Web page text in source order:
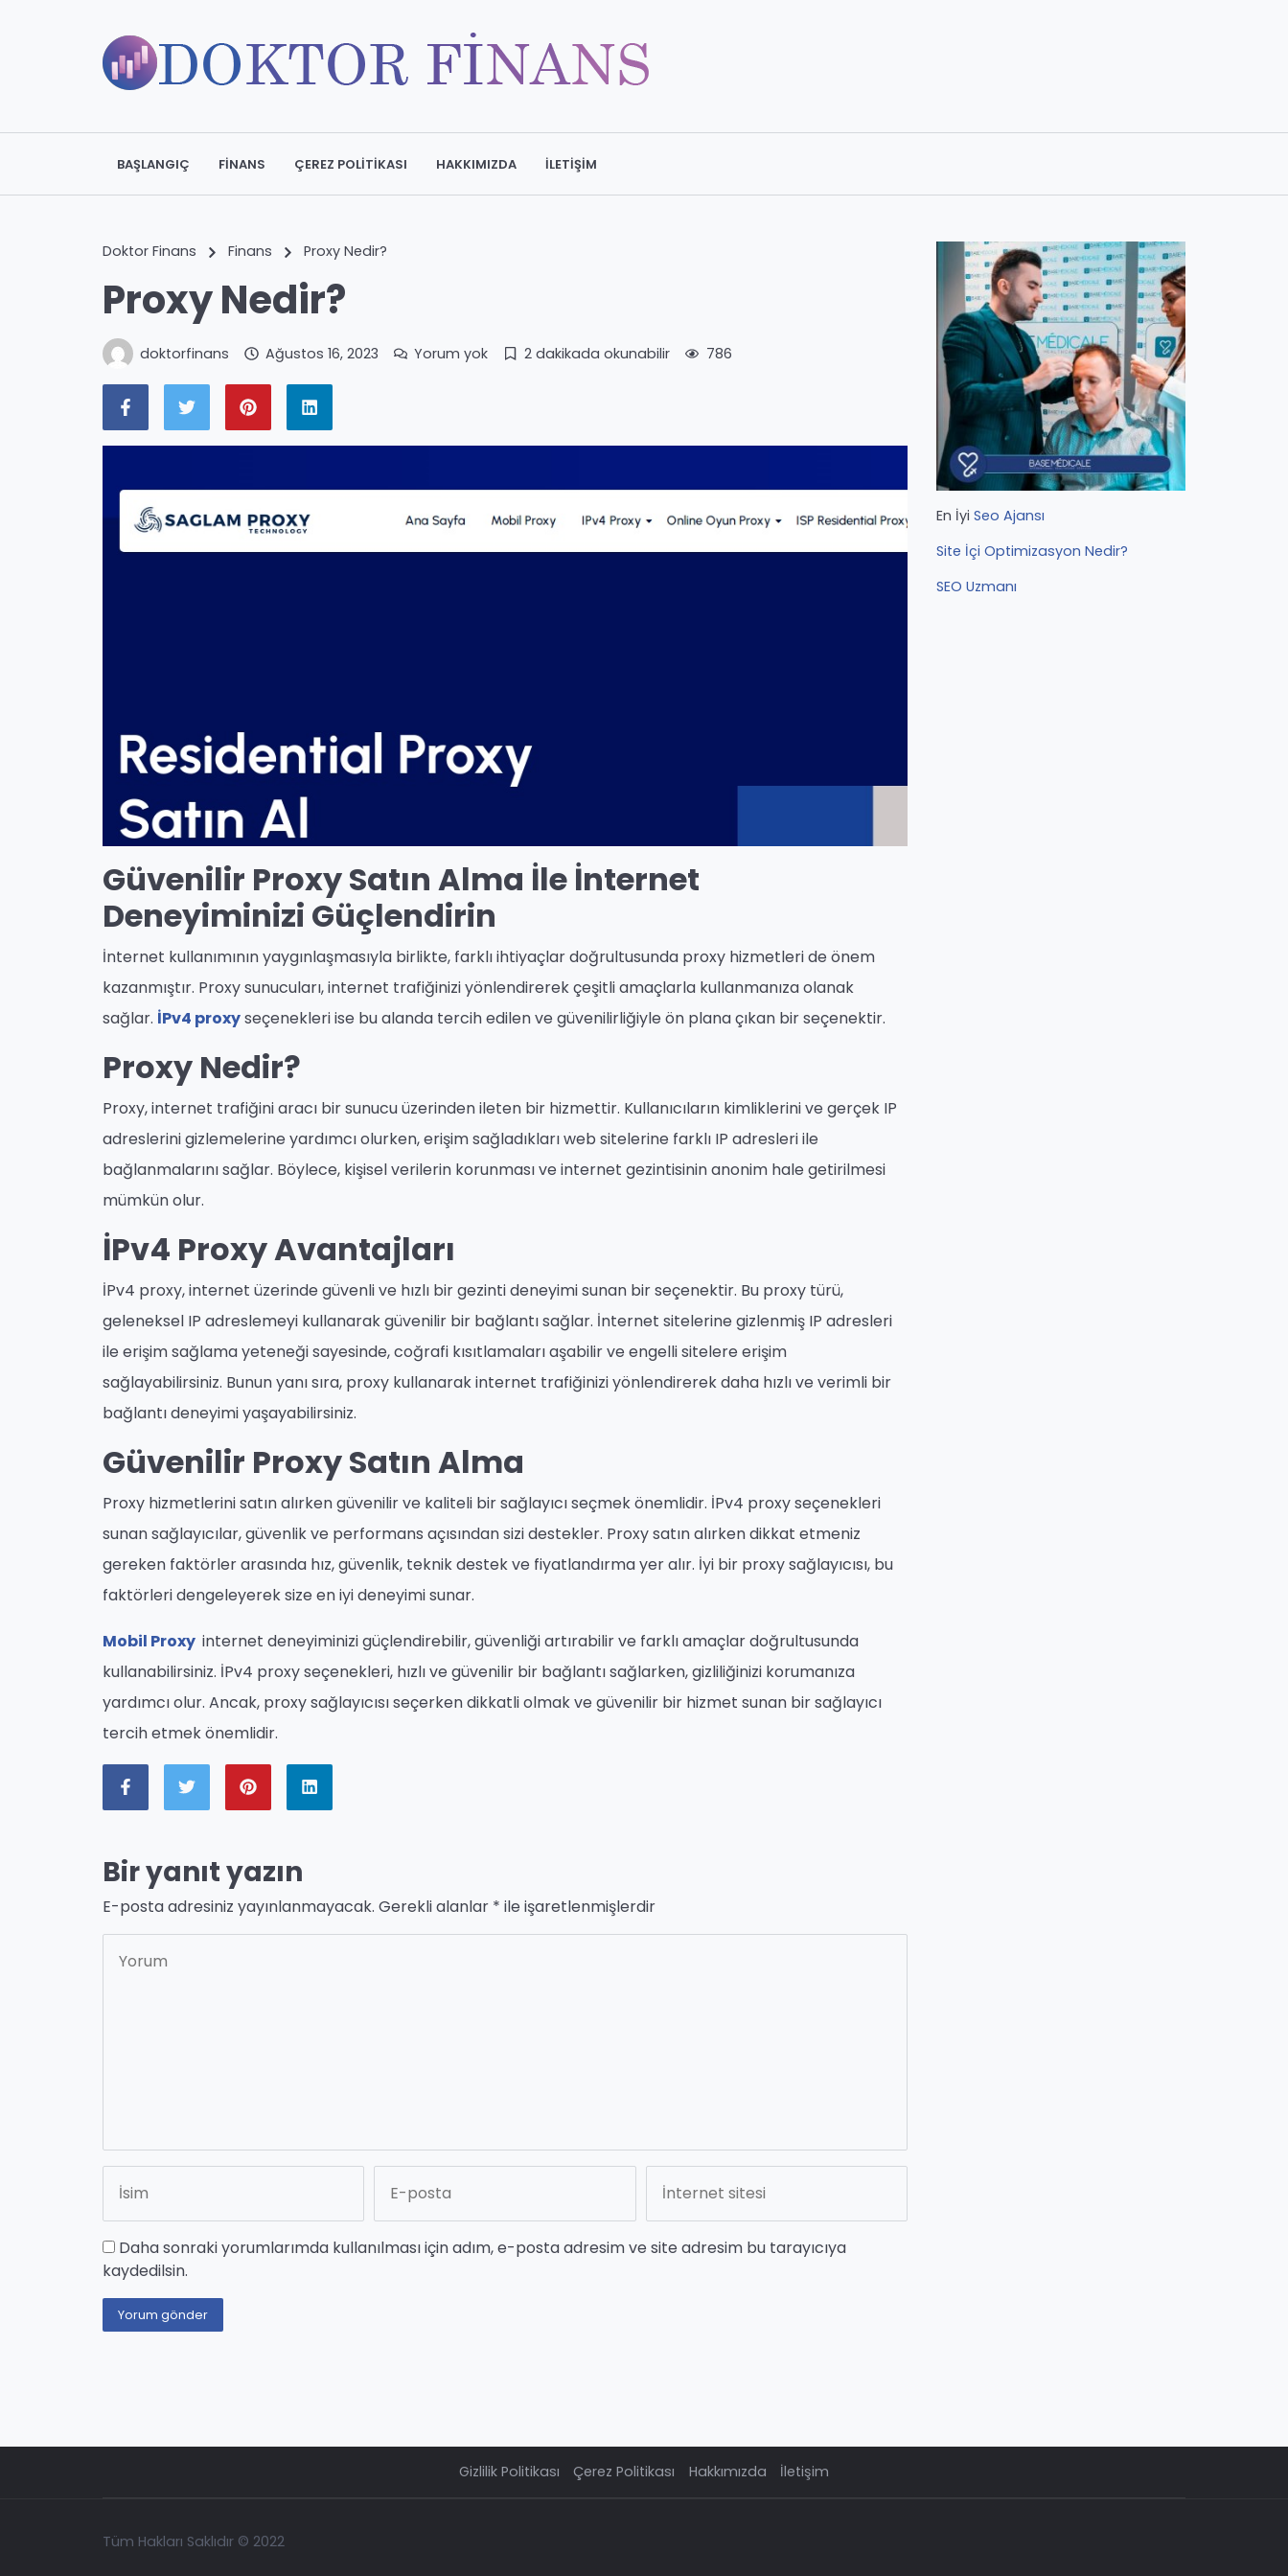
BAŞLANGIÇ FINANS ÇEREZ POLITIKASI HAKKIMIZDA İLETIŞIM
Doktor Finans Finans Proxy Nedir?
Proxy Nedir?
doktorfinans Ağustos 16, 2023 Yorum yok 2 dakikada okunabilir 786
Güvenilir Proxy Satın Alma İle İnternet
Deneyiminizi Güçlendirin
İnternet kullanımının yaygınlaşmasıyla birlikte, farklı ihtiyaçlar doğrultusunda proxy hizmetleri de önem
kazanmıştır. Proxy sunucuları, internet trafiğinizi yönlendirerek çeşitli amaçlarla kullanmanıza olanak
sağlar. İPv4 proxyseçenekleri ise bu alanda tercih edilen ve güvenilirliğiyle ön plana çıkan bir seçenektir.
Proxy Nedir?
Proxy, internet trafiğini aracı bir sunucu üzerinden ileten bir hizmettir. Kullanıcıların kimliklerini ve gerçek IP
adreslerini gizlemelerine yardımcı olurken, erişim sağladıkları web sitelerine farklı IP adresleri ile
bağlanmalarını sağlar. Böylece, kişisel verilerin korunması ve internet gezintisinin anonim hale getirilmesi
mümkün olur.
İPv4 Proxy Avantajları
İPv4 proxy, internet üzerinde güvenli ve hızlı bir gezinti deneyimi sunan bir seçenektir. Bu proxy türü,
geleneksel IP adreslemeyi kullanarak güvenilir bir bağlantı sağlar. İnternet sitelerine gizlenmiş IP adresleri
ile erişim sağlama yeteneği sayesinde, coğrafi kısıtlamaları aşabilir ve engelli sitelere erişim
sağlayabilirsiniz. Bunun yanı sıra, proxy kullanarak internet trafiğinizi yönlendirerek daha hızlı ve verimli bir
bağlantı deneyimi yaşayabilirsiniz.
Güvenilir Proxy Satın Alma
Proxy hizmetlerini satın alırken güvenilir ve kaliteli bir sağlayıcı seçmek önemlidir. İPv4 proxy seçenekleri
sunan sağlayıcılar, güvenlik ve performans açısından sizi destekler. Proxy satın alırken dikkat etmeniz
gereken faktörler arasında hız, güvenlik, teknik destek ve fiyatlandırma yer alır. İyi bir proxy sağlayıcısı, bu
faktörleri dengeleyerek size en iyi deneyimi sunar.
Mobil Proxy internet deneyiminizi güçlendirebilir, güvenliği artırabilir ve farklı amaçlar doğrultusunda
kullanabilirsiniz. İPv4 proxy seçenekleri, hızlı ve güvenilir bir bağlantı sağlarken, gizliliğinizi korumanıza
yardımcı olur. Ancak, proxy sağlayıcısı seçerken dikkatli olmak ve güvenilir bir hizmet sunan bir sağlayıcı
tercih etmek önemlidir.
Bir yanıt yazın
E-posta adresiniz yayınlanmayacak. Gerekli alanlar * ile işaretlenmişlerdir
Daha sonraki yorumlarımda kullanılması için adım, e-posta adresim ve site adresim bu tarayıcıya
kaydedilsin.
En İyi Seo Ajansı
Site İçi Optimizasyon Nedir?
SEO Uzmanı
Gizlilik Politikası Çerez Politikası Hakkımızda İletişim
Tüm Hakları Saklıdır © 2022